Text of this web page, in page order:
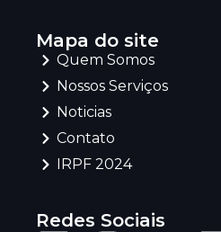
Mapa do site
Quem Somos
Nossos Serviços
Noticias
Contato
IRPF 2024
Redes Sociais